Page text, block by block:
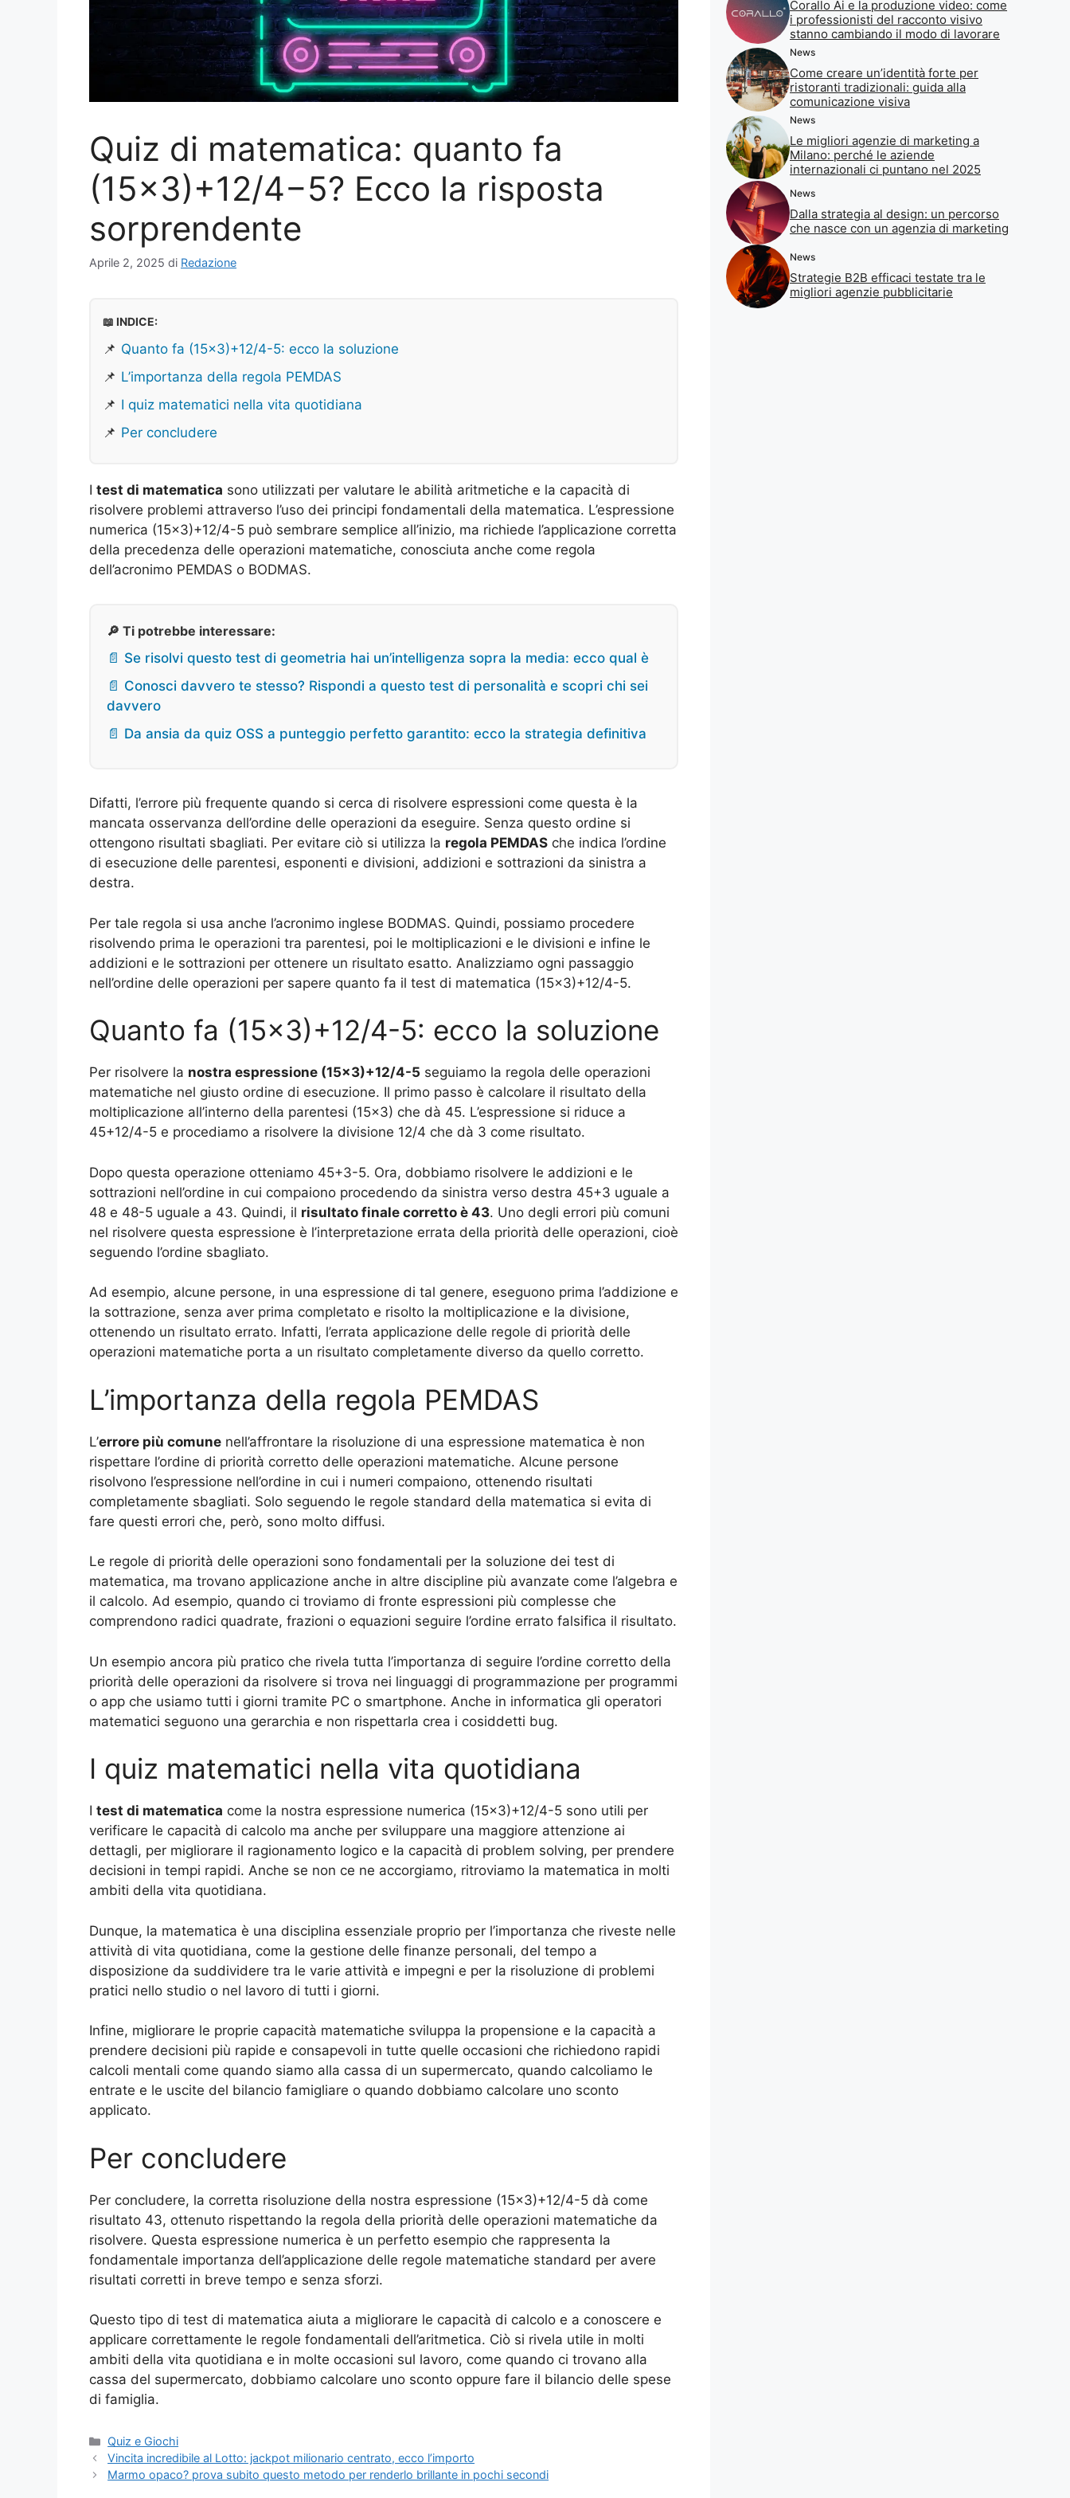
Quiz di matematica: quanto fa
(15×3)+12/4−5? Ecco la risposta
sorprendente
Aprile 2, 2025 di Redazione
📖 INDICE:
📌 Quanto fa (15×3)+12/4-5: ecco la soluzione
📌 L’importanza della regola PEMDAS
📌 I quiz matematici nella vita quotidiana
📌 Per concludere
I test di matematica sono utilizzati per valutare le abilità aritmetiche e la capacità di
risolvere problemi attraverso l’uso dei principi fondamentali della matematica. L’espressione
numerica (15×3)+12/4-5 può sembrare semplice all’inizio, ma richiede l’applicazione corretta
della precedenza delle operazioni matematiche, conosciuta anche come regola
dell’acronimo PEMDAS o BODMAS.
🔎 Ti potrebbe interessare:
📄 Se risolvi questo test di geometria hai un’intelligenza sopra la media: ecco qual è
📄 Conosci davvero te stesso? Rispondi a questo test di personalità e scopri chi sei
davvero
📄 Da ansia da quiz OSS a punteggio perfetto garantito: ecco la strategia definitiva
Difatti, l’errore più frequente quando si cerca di risolvere espressioni come questa è la
mancata osservanza dell’ordine delle operazioni da eseguire. Senza questo ordine si
ottengono risultati sbagliati. Per evitare ciò si utilizza la regola PEMDAS che indica l’ordine
di esecuzione delle parentesi, esponenti e divisioni, addizioni e sottrazioni da sinistra a
destra.
Per tale regola si usa anche l’acronimo inglese BODMAS. Quindi, possiamo procedere
risolvendo prima le operazioni tra parentesi, poi le moltiplicazioni e le divisioni e infine le
addizioni e le sottrazioni per ottenere un risultato esatto. Analizziamo ogni passaggio
nell’ordine delle operazioni per sapere quanto fa il test di matematica (15×3)+12/4-5.
Quanto fa (15×3)+12/4-5: ecco la soluzione
Per risolvere la nostra espressione (15×3)+12/4-5 seguiamo la regola delle operazioni
matematiche nel giusto ordine di esecuzione. Il primo passo è calcolare il risultato della
moltiplicazione all’interno della parentesi (15×3) che dà 45. L’espressione si riduce a
45+12/4-5 e procediamo a risolvere la divisione 12/4 che dà 3 come risultato.
Dopo questa operazione otteniamo 45+3-5. Ora, dobbiamo risolvere le addizioni e le
sottrazioni nell’ordine in cui compaiono procedendo da sinistra verso destra 45+3 uguale a
48 e 48-5 uguale a 43. Quindi, il risultato finale corretto è 43. Uno degli errori più comuni
nel risolvere questa espressione è l’interpretazione errata della priorità delle operazioni, cioè
seguendo l’ordine sbagliato.
Ad esempio, alcune persone, in una espressione di tal genere, eseguono prima l’addizione e
la sottrazione, senza aver prima completato e risolto la moltiplicazione e la divisione,
ottenendo un risultato errato. Infatti, l’errata applicazione delle regole di priorità delle
operazioni matematiche porta a un risultato completamente diverso da quello corretto.
L’importanza della regola PEMDAS
L’errore più comune nell’affrontare la risoluzione di una espressione matematica è non
rispettare l’ordine di priorità corretto delle operazioni matematiche. Alcune persone
risolvono l’espressione nell’ordine in cui i numeri compaiono, ottenendo risultati
completamente sbagliati. Solo seguendo le regole standard della matematica si evita di
fare questi errori che, però, sono molto diffusi.
Le regole di priorità delle operazioni sono fondamentali per la soluzione dei test di
matematica, ma trovano applicazione anche in altre discipline più avanzate come l’algebra e
il calcolo. Ad esempio, quando ci troviamo di fronte espressioni più complesse che
comprendono radici quadrate, frazioni o equazioni seguire l’ordine errato falsifica il risultato.
Un esempio ancora più pratico che rivela tutta l’importanza di seguire l’ordine corretto della
priorità delle operazioni da risolvere si trova nei linguaggi di programmazione per programmi
o app che usiamo tutti i giorni tramite PC o smartphone. Anche in informatica gli operatori
matematici seguono una gerarchia e non rispettarla crea i cosiddetti bug.
I quiz matematici nella vita quotidiana
I test di matematica come la nostra espressione numerica (15×3)+12/4-5 sono utili per
verificare le capacità di calcolo ma anche per sviluppare una maggiore attenzione ai
dettagli, per migliorare il ragionamento logico e la capacità di problem solving, per prendere
decisioni in tempi rapidi. Anche se non ce ne accorgiamo, ritroviamo la matematica in molti
ambiti della vita quotidiana.
Dunque, la matematica è una disciplina essenziale proprio per l’importanza che riveste nelle
attività di vita quotidiana, come la gestione delle finanze personali, del tempo a
disposizione da suddividere tra le varie attività e impegni e per la risoluzione di problemi
pratici nello studio o nel lavoro di tutti i giorni.
Infine, migliorare le proprie capacità matematiche sviluppa la propensione e la capacità a
prendere decisioni più rapide e consapevoli in tutte quelle occasioni che richiedono rapidi
calcoli mentali come quando siamo alla cassa di un supermercato, quando calcoliamo le
entrate e le uscite del bilancio famigliare o quando dobbiamo calcolare uno sconto
applicato.
Per concludere
Per concludere, la corretta risoluzione della nostra espressione (15×3)+12/4-5 dà come
risultato 43, ottenuto rispettando la regola della priorità delle operazioni matematiche da
risolvere. Questa espressione numerica è un perfetto esempio che rappresenta la
fondamentale importanza dell’applicazione delle regole matematiche standard per avere
risultati corretti in breve tempo e senza sforzi.
Questo tipo di test di matematica aiuta a migliorare le capacità di calcolo e a conoscere e
applicare correttamente le regole fondamentali dell’aritmetica. Ciò si rivela utile in molti
ambiti della vita quotidiana e in molte occasioni sul lavoro, come quando ci trovano alla
cassa del supermercato, dobbiamo calcolare uno sconto oppure fare il bilancio delle spese
di famiglia.
Categorie
Quiz e Giochi
Vincita incredibile al Lotto: jackpot milionario centrato, ecco l’importo
Marmo opaco? prova subito questo metodo per renderlo brillante in pochi secondi
Corallo Ai e la produzione video: come
i professionisti del racconto visivo
stanno cambiando il modo di lavorare
News
Come creare un’identità forte per
ristoranti tradizionali: guida alla
comunicazione visiva
News
Le migliori agenzie di marketing a
Milano: perché le aziende
internazionali ci puntano nel 2025
News
Dalla strategia al design: un percorso
che nasce con un agenzia di marketing
News
Strategie B2B efficaci testate tra le
migliori agenzie pubblicitarie